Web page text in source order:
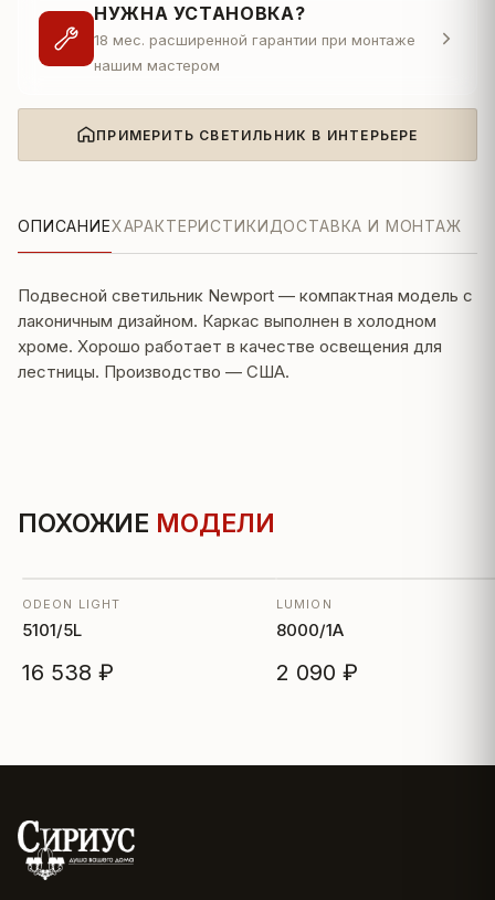
НУЖНА УСТАНОВКА?
18 мес. расширенной гарантии при монтаже
нашим мастером
ПРИМЕРИТЬ СВЕТИЛЬНИК В ИНТЕРЬЕРЕ
ОПИСАНИЕХАРАКТЕРИСТИКИДОСТАВКА И МОНТАЖ
Подвесной светильник Newport — компактная модель с
лаконичным дизайном. Каркас выполнен в холодном
хроме. Хорошо работает в качестве освещения для
лестницы. Производство — США.
ПОХОЖИЕ МОДЕЛИ
ODEON LIGHT
5101/5L
16 538 ₽
LUMION
8000/1A
2 090 ₽